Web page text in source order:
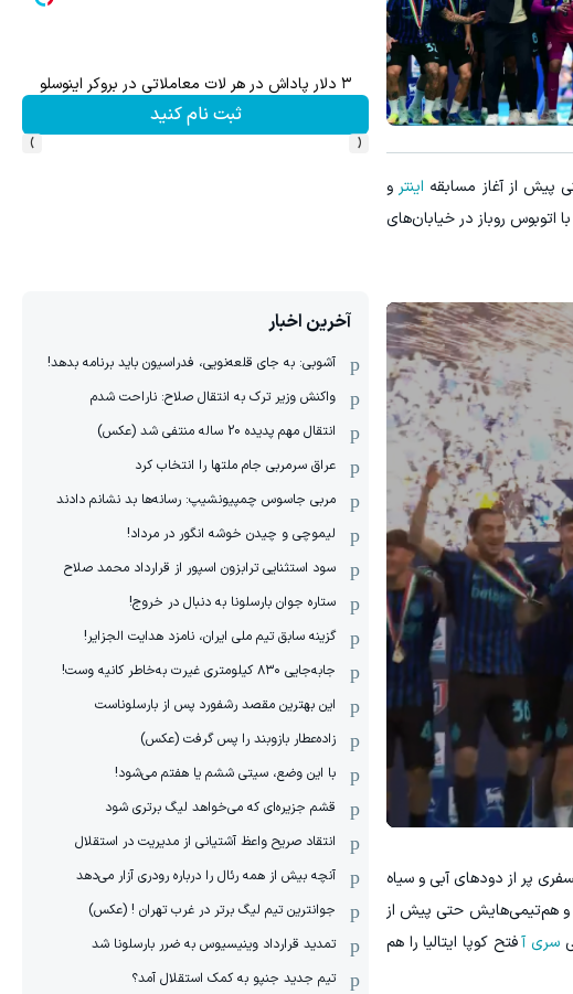
پیش از آغاز مسابقه اینترو
اتوبوس روباز در خیابان‌های
بود. این مراسم پیش از شروع مسابقه ساعت ۱۵ برابر ورونا در اتمسفری پر از دودهای آبی و سیاه
و هم‌تیمی‌هایش حتی پیش از
سری آفتح کوپا ایتالیا را هم
رفتن ارزش سهام گوگل سود کسب کنی؟
نام کنید
ترید XAUUSD با اسپرد از صفر پیپ
ثبت نام کنید
‹
›
آخرین اخبار
آشوبی: به جای قلعه‌نویی، فدراسیون باید برنامه بدهد!
واکنش وزیر ترک به انتقال صلاح: ناراحت شدم
انتقال مهم پدیده 20 ساله منتفی شد (عکس)
عراق سرمربی جام ملتها را انتخاب کرد
مربی جاسوس چمپیونشیپ: رسانه‌ها بد نشانم دادند
لیموچی و چیدن خوشه انگور در مرداد!
سود استثنایی ترابزون اسپور از قرارداد محمد صلاح
ستاره جوان بارسلونا به دنبال در خروج!
گزینه سابق تیم ملی ایران، نامزد هدایت الجزایر!
جابه‌جایی ۸۳۰ کیلومتری غیرت به‌خاطر کانیه وست!
این بهترین مقصد رشفورد پس از بارسلوناست
زاده‌عطار بازوبند را پس گرفت (عکس)
با این وضع، سیتی ششم یا هفتم می‌شود!
قشم جزیره‌ای که می‌خواهد لیگ برتری شود
انتقاد صریح واعظ آشتیانی از مدیریت در استقلال
آنچه بیش از همه رئال را درباره رودری آزار می‌دهد
جوانترین تیم لیگ برتر در غرب تهران ! (عکس)
تمدید قرارداد وینیسیوس به ضرر بارسلونا شد
تیم جدید جنپو به کمک استقلال آمد؟